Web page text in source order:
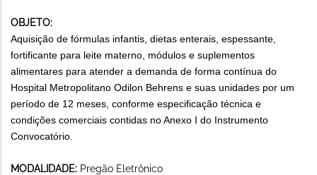
OBJETO:
Aquisição de fórmulas infantis, dietas enterais, espessante,
fortificante para leite materno, módulos e suplementos
alimentares para atender a demanda de forma contínua do
Hospital Metropolitano Odilon Behrens e suas unidades por um
período de 12 meses, conforme especificação técnica e
condições comerciais contidas no Anexo I do Instrumento
Convocatório.
MODALIDADE: Pregão Eletrônico